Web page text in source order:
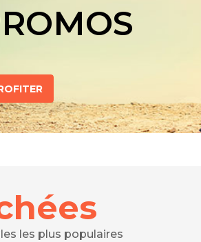
les plus populaires